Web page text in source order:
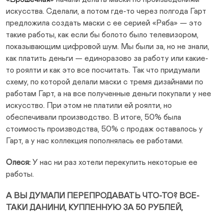
искусства. Сделали, а потом где-то через полгода Гарт
предложила создать маски с ее серией «Ряба» — это
такие работы, как если бы болото было телевизором,
показывающим цифровой шум. Мы были за, но не знали,
как платить деньги — единоразово за работу или какие-
то роялти и как это все посчитать. Так что придумали
схему, по которой делали маски с тремя дизайнами по
работам Гарт, а на все полученные деньги покупали у нее
искусство. При этом не платили ей роялти, но
обеспечивали производство. В итоге, 50% была
стоимость производства, 50% с продаж оставалось у
Гарт, а у нас коллекция пополнялась ее работами.
Олеся: У нас ни раз хотели перекупить некоторые ее
работы.
А ВЫ ДУМАЛИ ПЕРЕПРОДАВАТЬ ЧТО-ТО? ВСЕ-
ТАКИ ДАНИНИ, КУПЛЕННУЮ ЗА 50 РУБЛЕЙ,